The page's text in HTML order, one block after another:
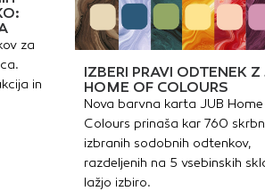
za
in
IZBERI PRAVI ODTENEK Z
HOME OF COLOURS
Nova barvna karta JUB
Colours prinaša kar 760
izbranih sodobnih odtenkov,
razdeljenih na 5 vsebinskih
lažjo izbiro.